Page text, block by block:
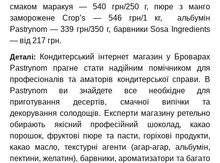
смаком маракуя — 540 грн/250 г, пюре з манго
заморожене Crop’s — 546 грн/1 кг, альбумін
Pastrynom — 339 грн/350 г, барвники Sosa Ingredients
— від 217 грн.
Деталі:
Кондитерський інтернет магазин у Броварах
Pastrynom прагне стати надійним помічником для
професіоналів та аматорів кондитерської справи. В
Pastrynom ви знайдете все необхідне для
приготування десертів, смачної випічки та
декорування солодощів. Експерти магазину ретельно
обирають якісний професійний шоколад, какао
порошок, фруктові пюре та пасти, горіхові продукти,
какао масло, текстурні агенти (агар-агар, альбумін,
пектини, желатин), барвники, ароматизатори та багато